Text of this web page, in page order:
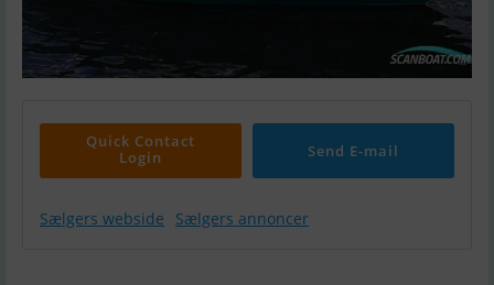
Quick Contact
Login
Send E-mail
Sælgers webside Sælgers annoncer